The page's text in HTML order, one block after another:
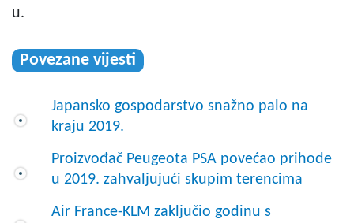
u.
Povezane vijesti
Japansko gospodarstvo snažno palo na
kraju 2019.
Proizvođač Peugeota PSA povećao prihode
u 2019. zahvaljujući skupim terencima
Air France-KLM zaključio godinu s